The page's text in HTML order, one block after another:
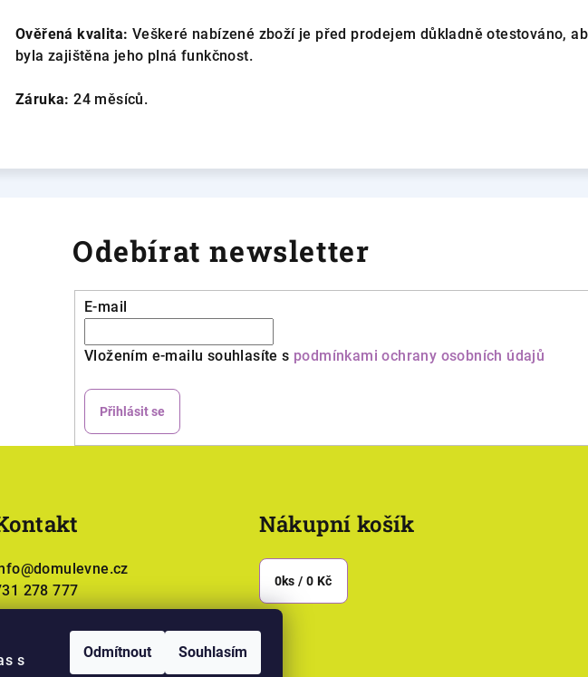
s
Odmítnout Souhlasím
Ověřená kvalita: Veškeré nabízené zboží je před prodejem důkladně otestováno,
byla zajištěna jeho plná funkčnost.
Záruka:24 měsíců.
Odebírat newsletter
E-mail
Vložením e-mailu souhlasíte s podmínkami ochrany osobních údajů
Přihlásit se
@domulevne.cz
278 777
Nákupní košík
0ks / 0 Kč